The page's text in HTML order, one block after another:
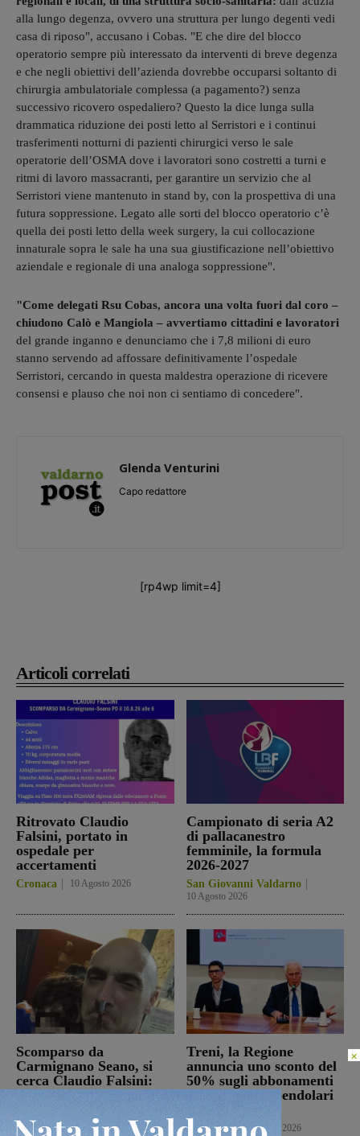
Articoli correlati
Ritrovato Claudio
Falsini, portato in
ospedale per
accertamenti
Cronaca 10 Agosto 2026
Campionato di seria A2
di pallacanestro
femminile, la formula
2026-2027
San Giovanni Valdarno
10 Agosto 2026
Scomparso da
Carmignano Seano, si
cerca Claudio Falsini:
a San Giovanni
Cronaca 10 Agosto 2026
Treni, la Regione
annuncia uno sconto del
50% sugli abbonamenti
di ottobre dei pendolari
Cronaca 10 Agosto 2026
alla lungo degenza, ovvero una struttura per lungo degenti vedi
casa di riposo", accusano i Cobas. "E che dire del blocco
operatorio sempre più interessato da interventi di breve degenza
e che negli obiettivi dell’azienda dovrebbe occuparsi soltanto di
chirurgia ambulatoriale complessa (a pagamento?) senza
successivo ricovero ospedaliero? Questo la dice lunga sulla
drammatica riduzione dei posti letto al Serristori e i continui
trasferimenti notturni di pazienti chirurgici verso le sale
operatorie dell’OSMA dove i lavoratori sono costretti a turni e
ritmi di lavoro massacranti, per garantire un servizio che al
Serristori viene mantenuto in stand by, con la prospettiva di una
futura soppressione. Legato alle sorti del blocco operatorio c’è
quella dei posti letto della week surgery, la cui collocazione
innaturale sopra le sale ha una sua giustificazione nell’obiettivo
aziendale e regionale di una analoga soppressione".
"Come delegati Rsu Cobas, ancora una volta fuori dal coro –
chiudono Calò e Mangiola – avvertiamo cittadini e lavoratori
del grande inganno e denunciamo che i 7,8 milioni di euro
stanno servendo ad affossare definitivamente l’ospedale
Serristori, cercando in questa maldestra operazione di ricevere
consensi e plauso che noi non ci sentiamo di concedere".
Glenda Venturini
Capo redattore
[rp4wp limit=4]
×